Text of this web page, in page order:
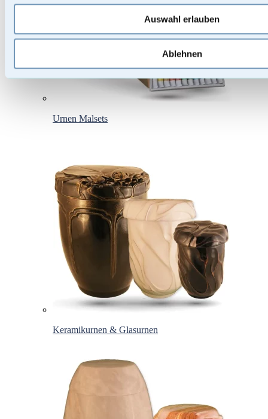
Auswahl erlauben
Ablehnen
Urnen Malsets
Keramikurnen & Glasurnen